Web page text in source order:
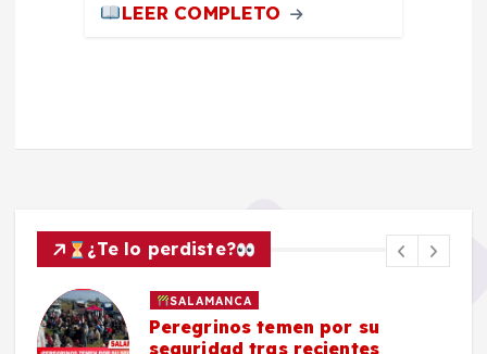
LEER COMPLETO
¿Te lo perdiste?
SALAMANCA
Peregrinos temen por su
seguridad tras recientes